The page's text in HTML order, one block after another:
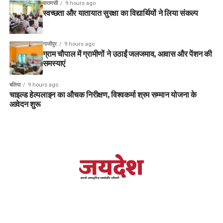
वाराणसी 9 hours ago
स्वच्छता और यातायात सुरक्षा का विद्यार्थियों ने लिया संकल्प
गाजीपुर 9 hours ago
ग्राम चौपाल में ग्रामीणों ने उठाईं जलजमाव, आवास और पेंशन की
समस्याएं
बलिया 9 hours ago
चाइल्ड हेल्पलाइन का औचक निरीक्षण, विश्वकर्मा श्रम सम्मान योजना के
आवेदन शुरू